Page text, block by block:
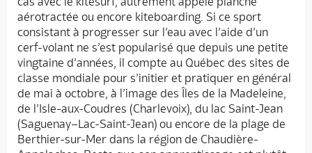
aérotractée ou encore kiteboarding. Si ce sport
consistant à progresser sur l’eau avec l’aide d’un
cerf-volant ne s’est popularisé que depuis une petite
vingtaine d’années, il compte au Québec des sites de
classe mondiale pour s’initier et pratiquer en général
de mai à octobre, à l’image des Îles de la Madeleine,
de l’Isle-aux-Coudres (Charlevoix), du lac Saint-Jean
(Saguenay–Lac-Saint-Jean) ou encore de la plage de
Berthier-sur-Mer dans la région de Chaudière-